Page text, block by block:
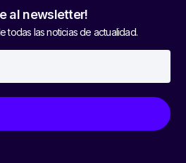
al newsletter!
todas las noticias de actualidad.